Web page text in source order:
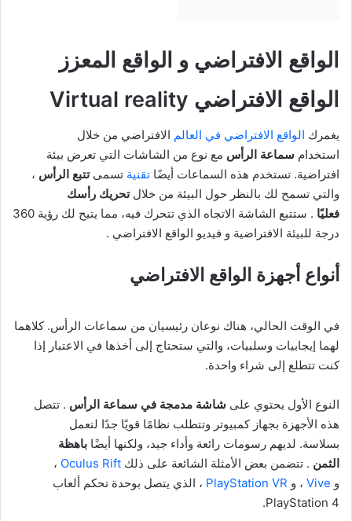
الواقع الافتراضي و الواقع المعزز
الواقع الافتراضي Virtual reality
يغمرك الواقع الافتراضي في العالم الافتراضي من خلال
استخدام سماعة الرأس مع نوع من الشاشات التي تعرض بيئة
افتراضية. تستخدم هذه السماعات أيضًا تقنية تسمىتتبع الرأس ،
والتي تسمح لك بالنظر حول البيئة من خلالتحريك رأسك
فعليًا
. ستتبع الشاشة الاتجاه الذي تتحرك فيه، مما يتيح لك رؤية 360
درجة للبيئة الافتراضية و فيديو الواقع الافتراضي .
أنواع أجهزة الواقع الافتراضي
في الوقت الحالي، هناك نوعان رئيسيان من سماعات الرأس. كلاهما
لهما إيجابيات وسلبيات، والتي ستحتاج إلى أخذها في الاعتبار إذا
كنت تتطلع إلى شراء واحدة.
النوع الأول يحتوي على شاشة مدمجة في سماعة الرأس . تتصل
هذه الأجهزة بجهاز كمبيوتر وتتطلب نظامًا قويًا جدًا لتعمل
بسلاسة. لديهم رسومات رائعة وأداء جيد، ولكنها أيضًا باهظة
الثمن . تتضمن بعض الأمثلة الشائعة على ذلك Oculus Rift ،
و Vive ، و PlayStation VR ، الذي يتصل بوحدة تحكم ألعاب
PlayStation 4.